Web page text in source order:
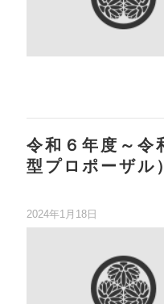
令和６年度～令
型プロポーザル
2024年1月18日